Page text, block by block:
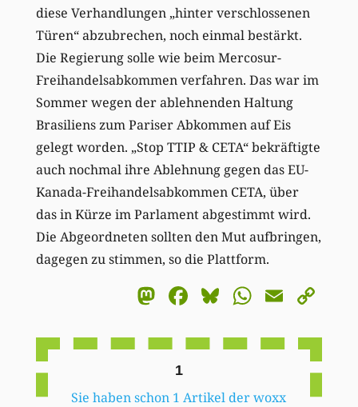
diese Verhandlungen „hinter verschlossenen
Türen“ abzubrechen, noch einmal bestärkt.
Die Regierung solle wie beim Mercosur-
Freihandelsabkommen verfahren. Das war im
Sommer wegen der ablehnenden Haltung
Brasiliens zum Pariser Abkommen auf Eis
gelegt worden. „Stop TTIP & CETA“ bekräftigte
auch nochmal ihre Ablehnung gegen das EU-
Kanada-Freihandelsabkommen CETA, über
das in Kürze im Parlament abgestimmt wird.
Die Abgeordneten sollten den Mut aufbringen,
dagegen zu stimmen, so die Plattform.
Mastodon
Facebook
BlueskyEmail
1
Sie haben schon 1 Artikel der woxx